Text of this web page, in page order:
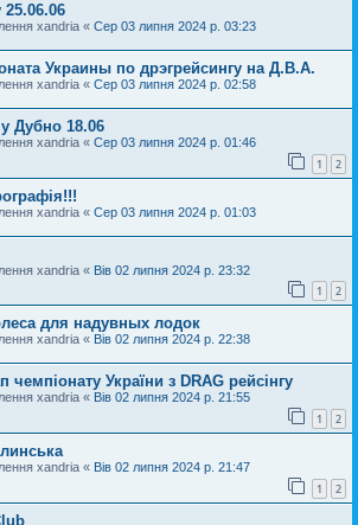
25.06.06
xandria « Сер 03 липня 2024 р. 03:23
Украины по дрэгрейсингу на Д.В.А.
xandria « Сер 03 липня 2024 р. 02:58
у Дубно 18.06
xandria « Сер 03 липня 2024 р. 01:46
1 2
xandria « Сер 03 липня 2024 р. 01:03
xandria « Вів 02 липня 2024 р. 23:32
1 2
для надувных лодок
xandria « Вів 02 липня 2024 р. 22:38
чемпіонату України з DRAG рейсінгy
xandria « Вів 02 липня 2024 р. 21:55
1 2
xandria « Вів 02 липня 2024 р. 21:47
1 2